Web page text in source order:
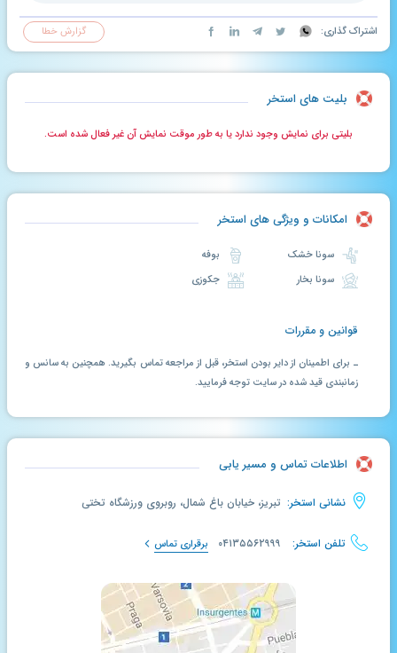
اشتراک گذاری: گزارش خطا
بلیت های استخر
بلیتی برای نمایش وجود ندارد یا به طور موقت نمایش آن غیر فعال شده است.
امکانات و ویژگی های استخر
سونا خشک
سونا بخار
جکوزی
قوانین و مقررات
ـ برای اطمینان از دایر بودن استخر، قبل از مراجعه تماس بگیرید. همچنین به سانس و
زمانبندی قید شده در سایت توجه فرمایید.
اطلاعات تماس و مسیر یابی
نشانی استخر: تبریز، خیابان باغ شمال، روبروی ورزشگاه تختی
تلفن استخر: ۰۴۱۳۵۵۶۲۹۹۹ برقراری تماس